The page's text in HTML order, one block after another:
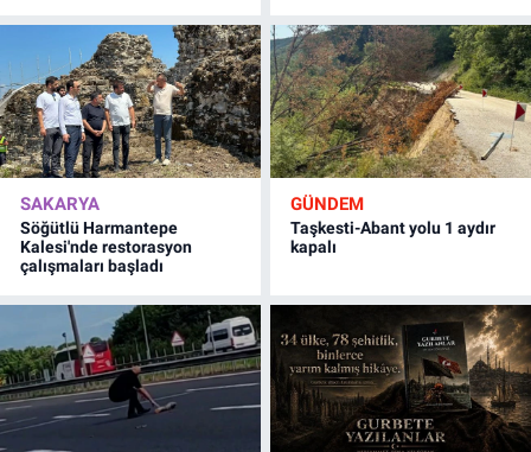
SAKARYA
Söğütlü Harmantepe
Kalesi'nde restorasyon
çalışmaları başladı
GÜNDEM
Taşkesti-Abant yolu 1 aydır
kapalı